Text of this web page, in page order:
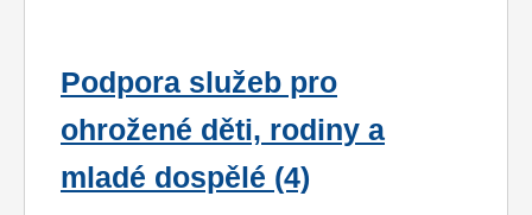
Podpora služeb pro
ohrožené děti, rodiny a
mladé dospělé (4)